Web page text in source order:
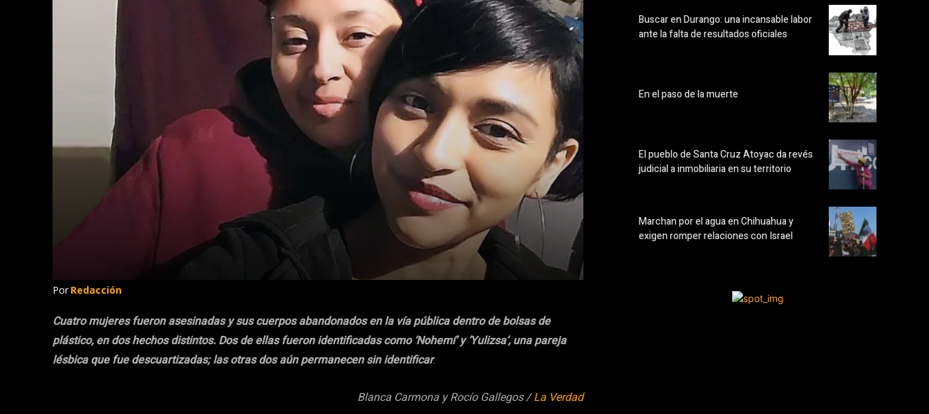
Por Redacción
Cuatro mujeres fueron asesinadas y sus cuerpos abandonados en la vía pública dentro de bolsas de
plástico, en dos hechos distintos. Dos de ellas fueron identificadas como ‘Nohemí’ y ‘Yulizsa’, una pareja
lésbica que fue descuartizadas; las otras dos aún permanecen sin identificar.
Blanca Carmona y Rocío Gallegos /La Verdad
Buscar en Durango: una incansable labor
ante la falta de resultados oficiales
En el paso de la muerte
El pueblo de Santa Cruz Atoyac da revés
judicial a inmobiliaria en su territorio
Marchan por el agua en Chihuahua y
exigen romper relaciones con Israel